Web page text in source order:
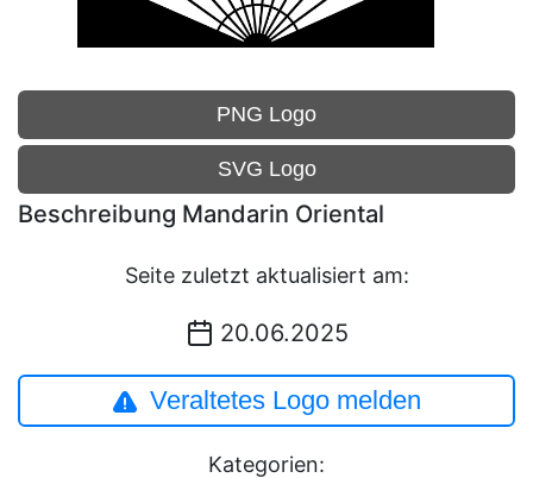
PNG Logo
SVG Logo
Beschreibung Mandarin Oriental
Seite zuletzt aktualisiert am:
20.06.2025
Veraltetes Logo melden
Kategorien: